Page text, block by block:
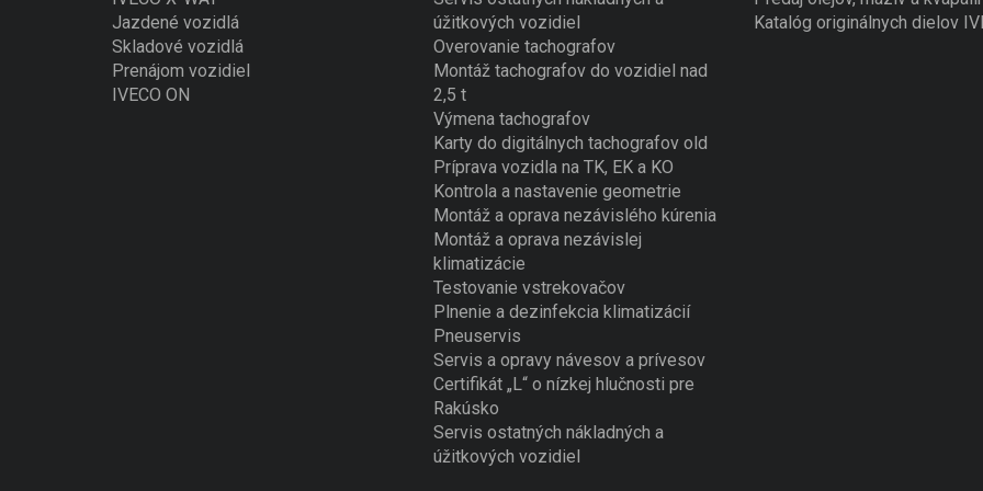
Jazdené vozidlá
Skladové vozidlá
Prenájom vozidiel
IVECO ON
úžitkových vozidiel
Overovanie tachografov
Montáž tachografov do vozidiel nad
2,5 t
Výmena tachografov
Karty do digitálnych tachografov old
Príprava vozidla na TK, EK a KO
Kontrola a nastavenie geometrie
Montáž a oprava nezávislého kúrenia
Montáž a oprava nezávislej
klimatizácie
Testovanie vstrekovačov
Plnenie a dezinfekcia klimatizácií
Pneuservis
Servis a opravy návesov a prívesov
Certifikát „L“ o nízkej hlučnosti pre
Rakúsko
Servis ostatných nákladných a
úžitkových vozidiel
Katalóg originálnych dielov